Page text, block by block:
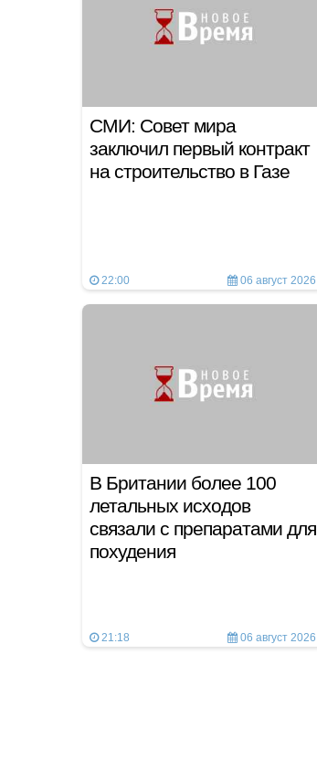
СМИ: Совет мира
заключил первый контракт
на строительство в Газе
22:00 06 август 2026
В Британии более 100
летальных исходов
связали с препаратами для
похудения
21:18 06 август 2026